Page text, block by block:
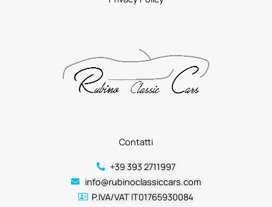
Contatti
+39 393 2711997
info@rubinoclassiccars.com
P.IVA/VAT IT01765930084